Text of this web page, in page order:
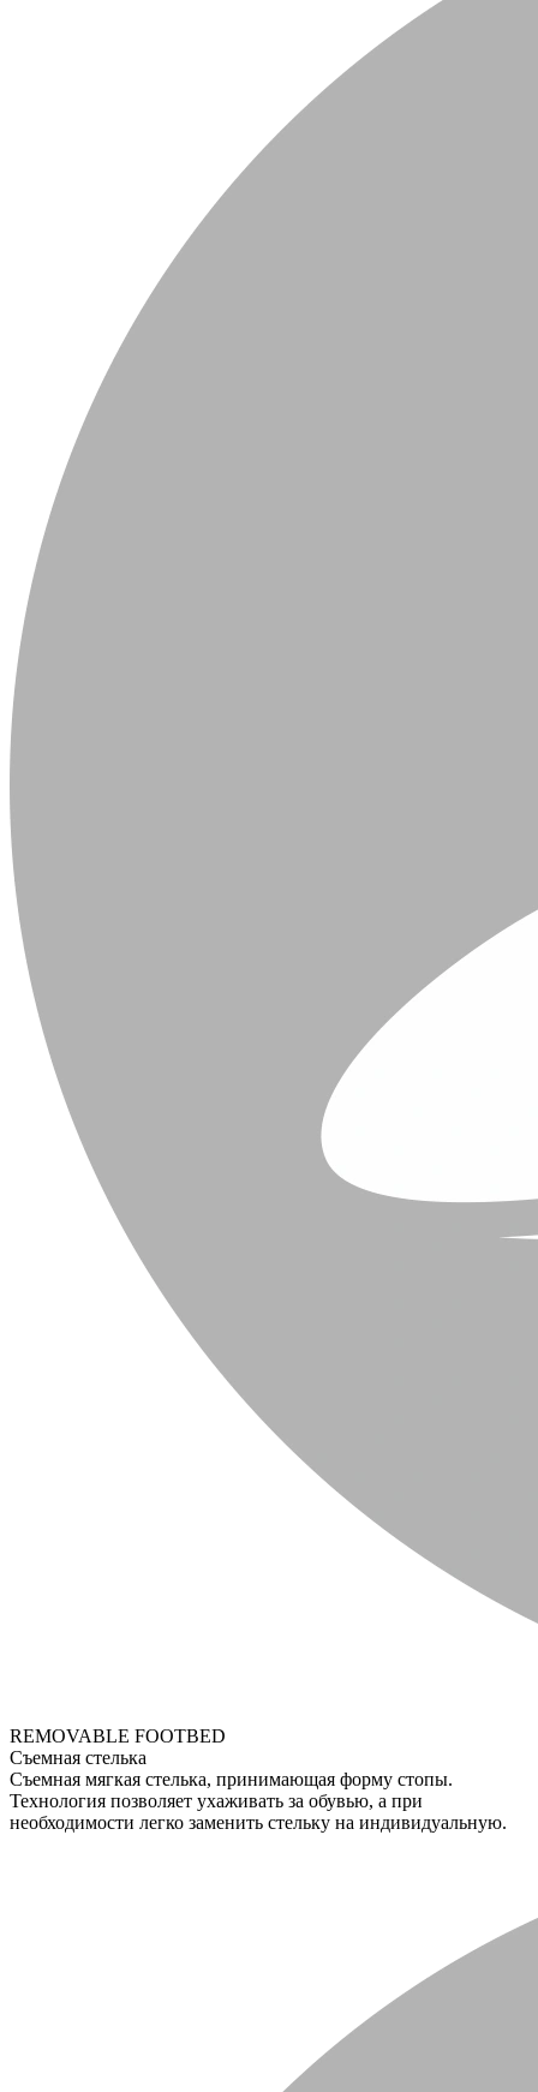
REMOVABLE FOOTBED
Съемная стелька
Съемная мягкая стелька, принимающая форму стопы.
Технология позволяет ухаживать за обувью, а при
необходимости легко заменить стельку на индивидуальную.